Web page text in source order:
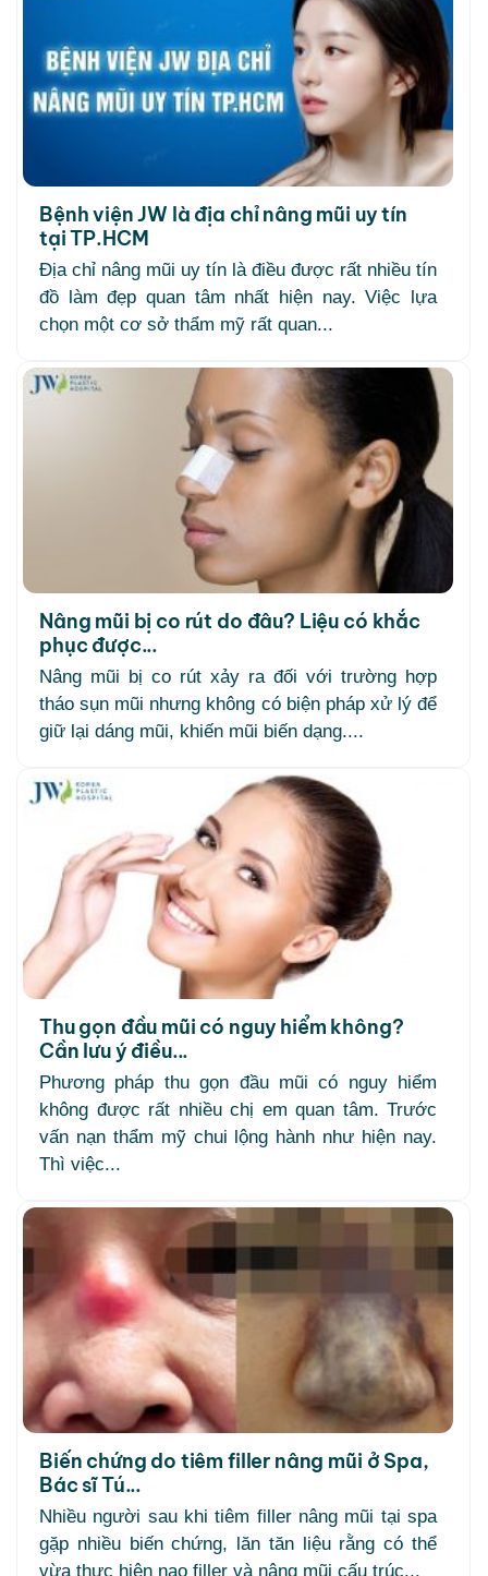
Bệnh viện JW là địa chỉ nâng mũi uy tín
tại TP.HCM
Địa chỉ nâng mũi uy tín là điều được rất nhiều tín
đồ làm đẹp quan tâm nhất hiện nay. Việc lựa
chọn một cơ sở thẩm mỹ rất quan...
Nâng mũi bị co rút do đâu? Liệu có khắc
phục được...
Nâng mũi bị co rút xảy ra đối với trường hợp
tháo sụn mũi nhưng không có biện pháp xử lý để
giữ lại dáng mũi, khiến mũi biến dạng....
Thu gọn đầu mũi có nguy hiểm không?
Cần lưu ý điều...
Phương pháp thu gọn đầu mũi có nguy hiểm
không được rất nhiều chị em quan tâm. Trước
vấn nạn thẩm mỹ chui lộng hành như hiện nay.
Thì việc...
Biến chứng do tiêm filler nâng mũi ở Spa,
Bác sĩ Tú...
Nhiều người sau khi tiêm filler nâng mũi tại spa
gặp nhiều biến chứng, lăn tăn liệu rằng có thể
vừa thực hiện nạo filler và nâng mũi cấu trúc...